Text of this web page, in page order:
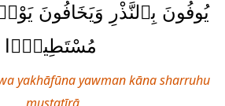
يُوفُونَ بِٱلنَّذْرِ وَيَخَافُونَ
مُسْتَطِيرًۭا
yakhāfūna yawman kāna sharruhu